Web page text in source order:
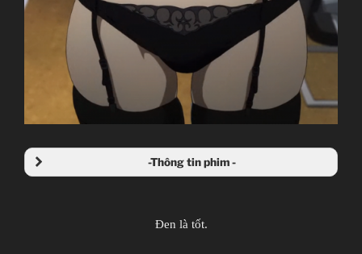
-Thông tin phim -
TV Series
Đen là tốt.